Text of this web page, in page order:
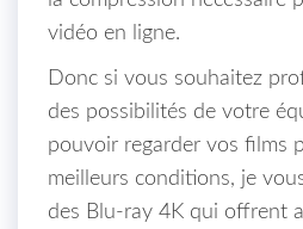
vidéo en ligne.
Donc si vous souhaitez
des possibilités de votre
pouvoir regarder vos films
meilleurs conditions, je
des Blu-ray 4K qui offrent